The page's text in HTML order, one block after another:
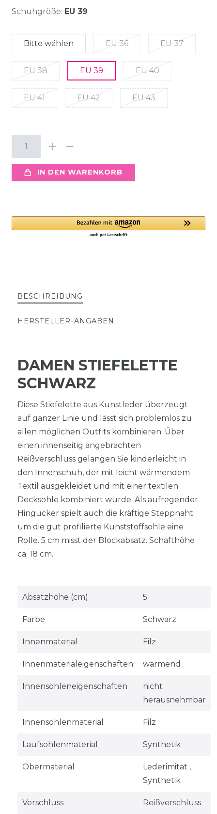
Schuhgröße: EU 39
Bitte wählen EU 36 EU 37
EU 38 EU 39 EU 40
EU 41 EU 42 EU 43
IN DEN WARENKORB
BESCHREIBUNG
HERSTELLER-ANGABEN
DAMEN STIEFELETTE
SCHWARZ
Diese Stiefelette aus Kunstleder überzeugt
auf ganzer Linie und lässt sich problemlos zu
allen möglichen Outfits kombinieren. Über
einen innenseitig angebrachten
Reißverschluss gelangen Sie kinderleicht in
den Innenschuh, der mit leicht wärmendem
Textil ausgekleidet und mit einer textilen
Decksohle kombiniert wurde. Als aufregender
Hingucker spielt auch die kräftige Steppnaht
um die gut profilierte Kunststoffsohle eine
Rolle. 5 cm misst der Blockabsatz. Schafthöhe
ca. 18 cm.
Absatzhöhe (cm) 5
Farbe Schwarz
Innenmaterial Filz
Innenmaterialeigenschaften wärmend
Innensohleneigenschaften
nicht
herausnehmbar
Innensohlenmaterial Filz
Laufsohlenmaterial Synthetik
Obermaterial
Lederimitat ,
Synthetik
Verschluss Reißverschluss